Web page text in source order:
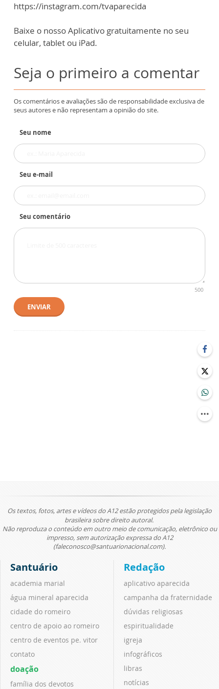
https://instagram.com/tvaparecida
Baixe o nosso Aplicativo gratuitamente no seu
celular, tablet ou iPad.
Seja o primeiro a comentar
Os comentários e avaliações são de responsabilidade exclusiva de
seus autores e não representam a opinião do site.
Seu nome
Seu e-mail
Seu comentário
500
ENVIAR
Os textos, fotos, artes e vídeos do A12 estão protegidos pela legislação
brasileira sobre direito autoral.
Não reproduza o conteúdo em outro meio de comunicação, eletrônico ou
impresso, sem autorização expressa do A12
(faleconosco@santuarionacional.com).
Santuário
academia marial
água mineral aparecida
cidade do romeiro
centro de apoio ao romeiro
centro de eventos pe. vitor
contato
doação
família dos devotos
Redação
aplicativo aparecida
campanha da fraternidade
dúvidas religiosas
espiritualidade
igreja
infográficos
libras
notícias